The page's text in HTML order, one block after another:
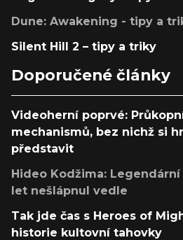
Dune: Awakening - tipy a
Silent Hill 2 – tipy a triky
Doporučené články
Videoherní poprvé:
mechanismů, bez nichž si
představit
Hideo Kodžima:
let nešlápnul vedle
Tak jde čas s Heroes of
historie kultovní tahovky